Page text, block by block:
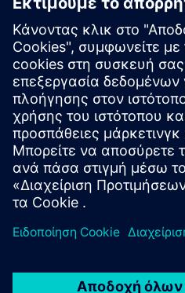
Υπεύθυνος για την